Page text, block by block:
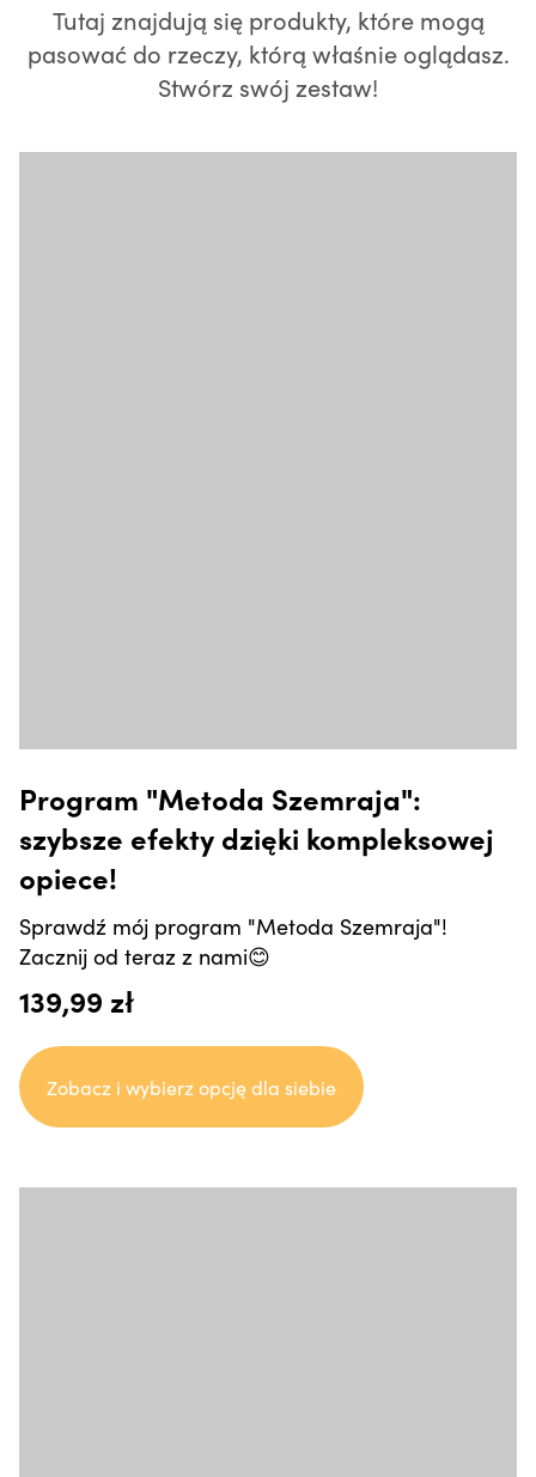
Tutaj znajdują się produkty, które mogą
pasować do rzeczy, którą właśnie oglądasz.
Stwórz swój zestaw!
Program "Metoda Szemraja":
szybsze efekty dzięki kompleksowej
opiece!
Sprawdź mój program "Metoda Szemraja"!
Zacznij od teraz z nami😊
139,99 zł
Zobacz i wybierz opcję dla siebie